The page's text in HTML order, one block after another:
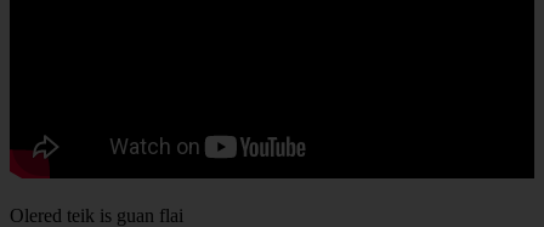
Olered teik is guan flai